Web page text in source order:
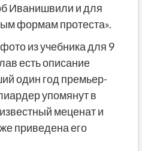
Иванишвили и для
формам протеста».
из учебника для 9
есть описание
один год премьер-
упомянут в
меценат и
приведена его